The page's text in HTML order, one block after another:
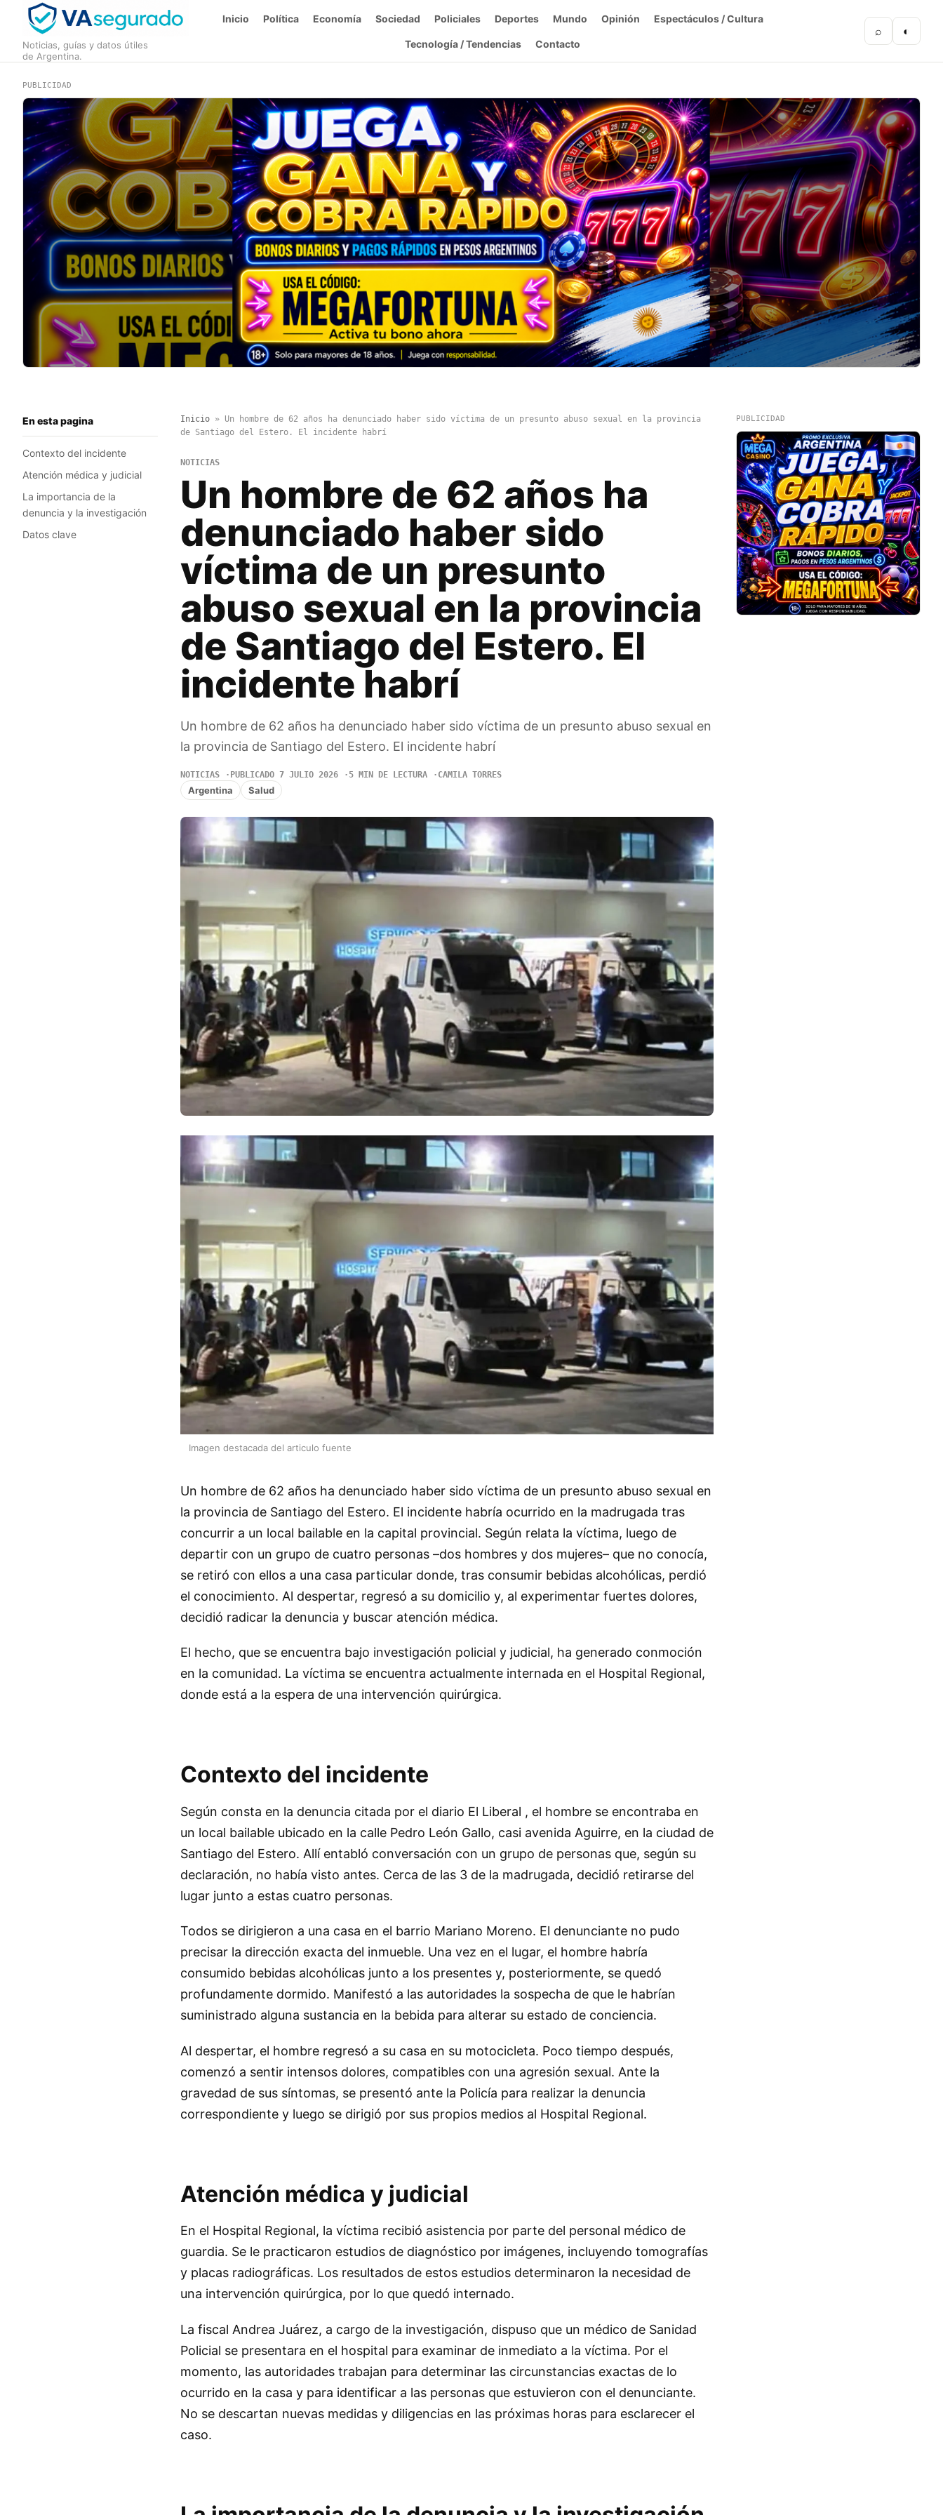
Noticias, guías y datos útiles
de Argentina.
Inicio Política Economía Sociedad Policiales Deportes Mundo Opinión Espectáculos / Cultura
Tecnología / Tendencias Contacto
⌕ ◐
PUBLICIDAD
En esta pagina
Contexto del incidente
Atención médica y judicial
La importancia de la
denuncia y la investigación
Datos clave
Inicio» Un hombre de 62 años ha denunciado haber sido víctima de un presunto abuso sexual en la provincia
de Santiago del Estero. El incidente habrí
NOTICIAS
Un hombre de 62 años ha
denunciado haber sido
víctima de un presunto
abuso sexual en la provincia
de Santiago del Estero. El
incidente habrí
Un hombre de 62 años ha denunciado haber sido víctima de un presunto abuso sexual en
la provincia de Santiago del Estero. El incidente habrí
NOTICIAS PUBLICADO 7 JULIO 2026 5 MIN DE LECTURA CAMILA TORRES
Argentina Salud
Imagen destacada del articulo fuente
Un hombre de 62 años ha denunciado haber sido víctima de un presunto abuso sexual en
la provincia de Santiago del Estero. El incidente habría ocurrido en la madrugada tras
concurrir a un local bailable en la capital provincial. Según relata la víctima, luego de
departir con un grupo de cuatro personas –dos hombres y dos mujeres– que no conocía,
se retiró con ellos a una casa particular donde, tras consumir bebidas alcohólicas, perdió
el conocimiento. Al despertar, regresó a su domicilio y, al experimentar fuertes dolores,
decidió radicar la denuncia y buscar atención médica.
El hecho, que se encuentra bajo investigación policial y judicial, ha generado conmoción
en la comunidad. La víctima se encuentra actualmente internada en el Hospital Regional,
donde está a la espera de una intervención quirúrgica.
Contexto del incidente
Según consta en la denuncia citada por el diario El Liberal , el hombre se encontraba en
un local bailable ubicado en la calle Pedro León Gallo, casi avenida Aguirre, en la ciudad de
Santiago del Estero. Allí entabló conversación con un grupo de personas que, según su
declaración, no había visto antes. Cerca de las 3 de la madrugada, decidió retirarse del
lugar junto a estas cuatro personas.
Todos se dirigieron a una casa en el barrio Mariano Moreno. El denunciante no pudo
precisar la dirección exacta del inmueble. Una vez en el lugar, el hombre habría
consumido bebidas alcohólicas junto a los presentes y, posteriormente, se quedó
profundamente dormido. Manifestó a las autoridades la sospecha de que le habrían
suministrado alguna sustancia en la bebida para alterar su estado de conciencia.
Al despertar, el hombre regresó a su casa en su motocicleta. Poco tiempo después,
comenzó a sentir intensos dolores, compatibles con una agresión sexual. Ante la
gravedad de sus síntomas, se presentó ante la Policía para realizar la denuncia
correspondiente y luego se dirigió por sus propios medios al Hospital Regional.
Atención médica y judicial
En el Hospital Regional, la víctima recibió asistencia por parte del personal médico de
guardia. Se le practicaron estudios de diagnóstico por imágenes, incluyendo tomografías
y placas radiográficas. Los resultados de estos estudios determinaron la necesidad de
una intervención quirúrgica, por lo que quedó internado.
La fiscal Andrea Juárez, a cargo de la investigación, dispuso que un médico de Sanidad
Policial se presentara en el hospital para examinar de inmediato a la víctima. Por el
momento, las autoridades trabajan para determinar las circunstancias exactas de lo
ocurrido en la casa y para identificar a las personas que estuvieron con el denunciante.
No se descartan nuevas medidas y diligencias en las próximas horas para esclarecer el
caso.
PUBLICIDAD